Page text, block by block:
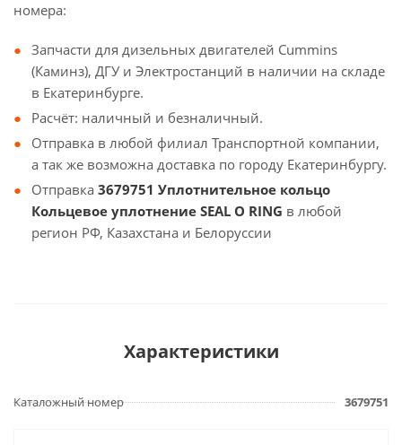
номера:
Запчасти для дизельных двигателей Cummins
(Каминз), ДГУ и Электростанций в наличии на складе
в Екатеринбурге.
Расчёт: наличный и безналичный.
Отправка в любой филиал Транспортной компании,
а так же возможна доставка по городу Екатеринбургу.
Отправка 3679751 Уплотнительное кольцо
Кольцевое уплотнение SEAL O RING в любой
регион РФ, Казахстана и Белоруссии
Характеристики
Каталожный номер 3679751